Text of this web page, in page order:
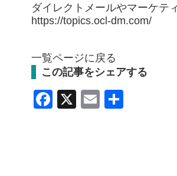
ダイレクトメールやマーケテ
https://topics.ocl-dm.com/
一覧ページに戻る
この記事をシェアする
Facebook
X Email